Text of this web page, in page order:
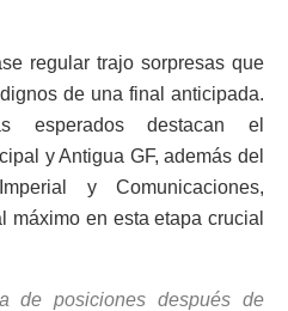
regular trajo sorpresas que
de una final anticipada.
esperados destacan el
y Antigua GF, además del
y Comunicaciones,
máximo en esta etapa crucial
de posiciones después de